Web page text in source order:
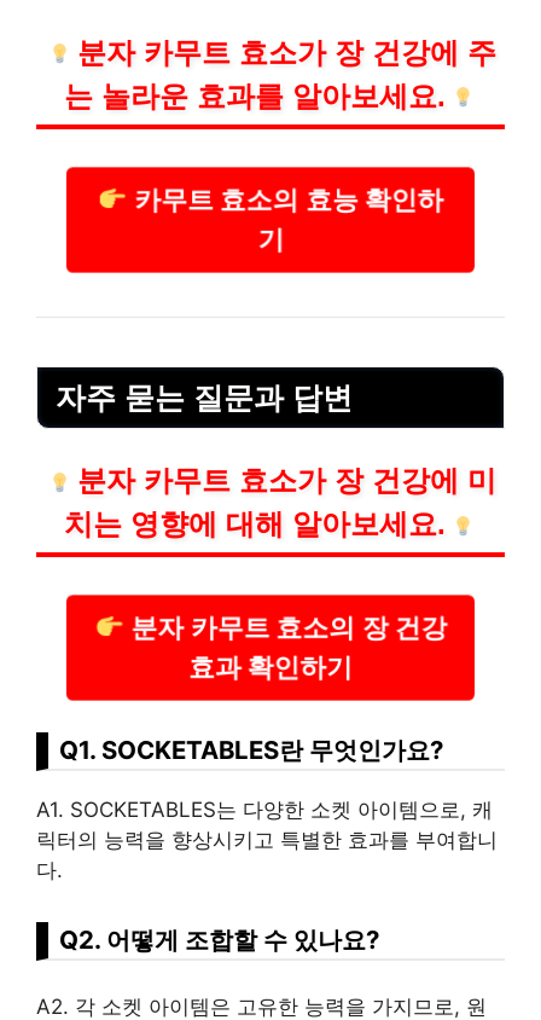
분자 카무트 효소가 장 건강에 주
는 놀라운 효과를 알아보세요.
카무트 효소의 효능 확인하
기
자주 묻는 질문과 답변
분자 카무트 효소가 장 건강에 미
치는 영향에 대해 알아보세요.
분자 카무트 효소의 장 건강
효과 확인하기
Q1. SOCKETABLES란 무엇인가요?
A1. SOCKETABLES는 다양한 소켓 아이템으로, 캐
릭터의 능력을 향상시키고 특별한 효과를 부여합니
다.
Q2. 어떻게 조합할 수 있나요?
A2. 각 소켓 아이템은 고유한 능력을 가지므로, 원